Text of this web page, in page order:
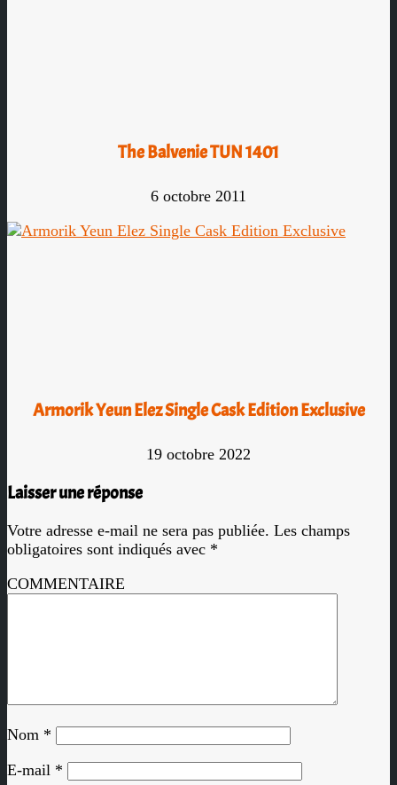
The Balvenie TUN 1401
6 octobre 2011
Armorik Yeun Elez Single Cask Edition Exclusive
19 octobre 2022
Laisser une réponse
Votre adresse e-mail ne sera pas publiée. Les champs
obligatoires sont indiqués avec *
COMMENTAIRE
Nom *
E-mail *